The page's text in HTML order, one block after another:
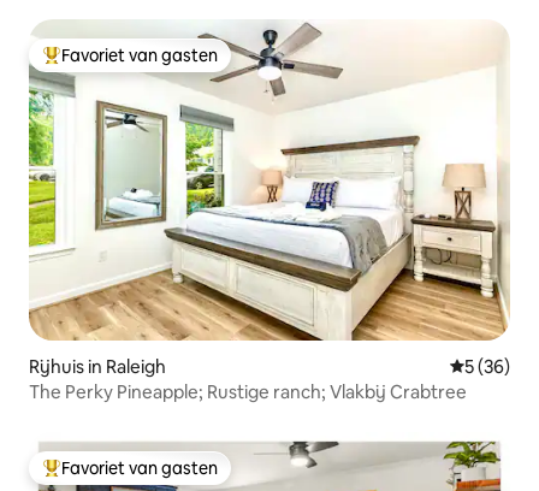
Topfavoriet van gasten
Favoriet van gasten
Rijhuis in Raleigh
5 (36)
The Perky Pineapple; Rustige ranch; Vlakbij Crabtree
Topfavoriet van gasten
Favoriet van gasten